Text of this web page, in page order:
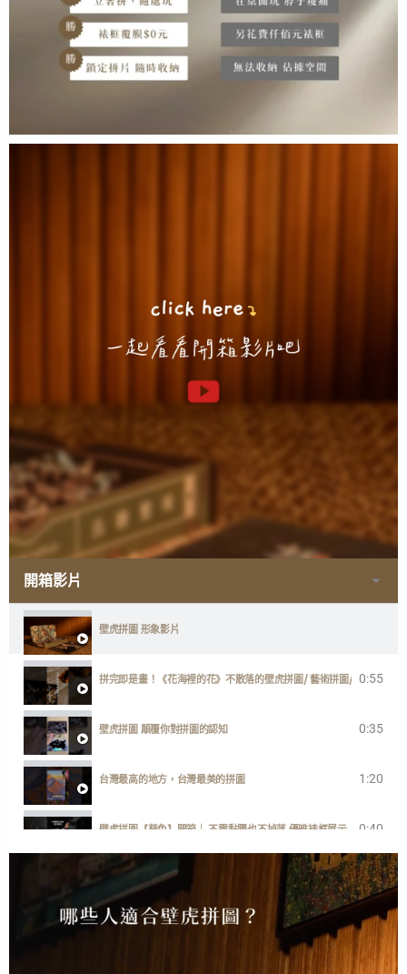
開箱影片
壁虎拼圖 形象影片
拼完即是畫！《花海裡的花》不散落的壁虎拼圖/ 藝術拼圖/ 台灣製
0:55
壁虎拼圖 顛覆你對拼圖的認知 0:35
台灣最高的地方，台灣最美的拼圖 1:20
壁虎拼圖【葵兔】開箱｜ 不需黏膠也不掉落 優雅裱框展示 0:40
一分鐘開箱【歡迎回家】快樂小狗勾 1:00
GECKO POWER PUZZLE ENGLISH DEMONSTRATION 2:38